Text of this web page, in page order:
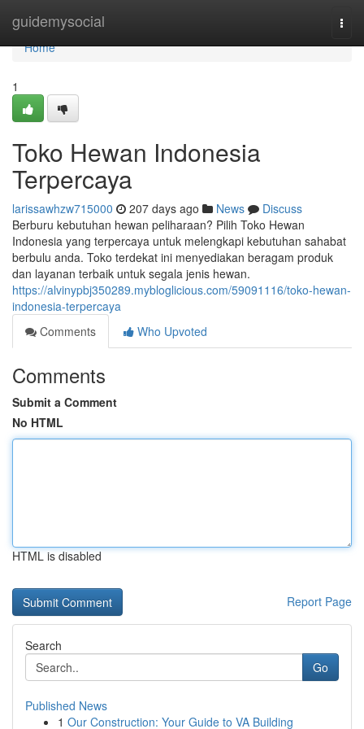
guidemysocial
Home
Home
1
Toko Hewan Indonesia
Terpercaya
larissawhzw715000 207 days ago News
Discuss
Berburu kebutuhan hewan peliharaan? Pilih Toko Hewan
Indonesia yang terpercaya untuk melengkapi kebutuhan sahabat
berbulu anda. Toko terdekat ini menyediakan beragam produk
dan layanan terbaik untuk segala jenis hewan.
https://alvinypbj350289.mybloglicious.com/59091116/toko-hewan-
indonesia-terpercaya
Comments
Who Upvoted
Comments
Submit a Comment
No HTML
HTML is disabled
Report Page
Search
Go
Published News
1 Our Construction: Your Guide to VA Building